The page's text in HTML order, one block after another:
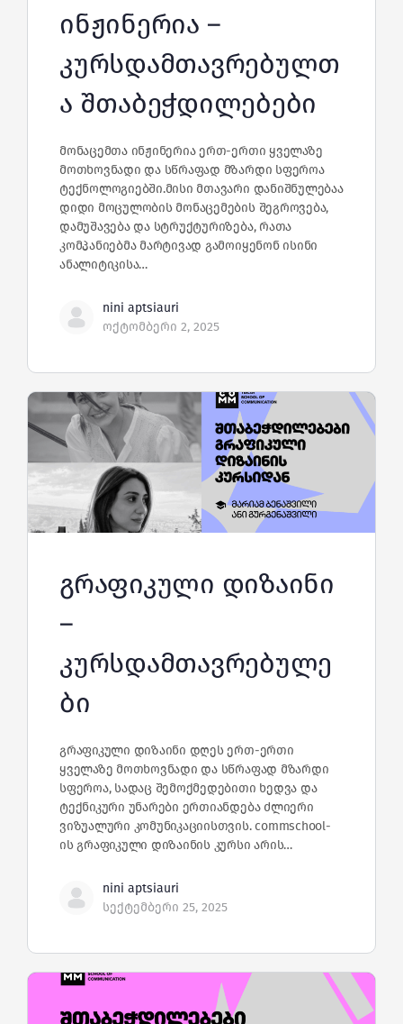
ინჟინერია –
კურსდამთავრებულთ
ა შთაბეჭდილებები
მონაცემთა ინჟინერია ერთ-ერთი ყველაზე
მოთხოვნადი და სწრაფად მზარდი სფეროა
ტექნოლოგიებში.მისი მთავარი დანიშნულებაა
დიდი მოცულობის მონაცემების შეგროვება,
დამუშავება და სტრუქტურიზება, რათა
კომპანიებმა მარტივად გამოიყენონ ისინი
ანალიტიკისა…
nini aptsiauri
ოქტომბერი 2, 2025
გრაფიკული დიზაინი
–
კურსდამთავრებულე
ბი
გრაფიკული დიზაინი დღეს ერთ-ერთი
ყველაზე მოთხოვნადი და სწრაფად მზარდი
სფეროა, სადაც შემოქმედებითი ხედვა და
ტექნიკური უნარები ერთიანდება ძლიერი
ვიზუალური კომუნიკაციისთვის. commschool-
ის გრაფიკული დიზაინის კურსი არის…
nini aptsiauri
სექტემბერი 25, 2025